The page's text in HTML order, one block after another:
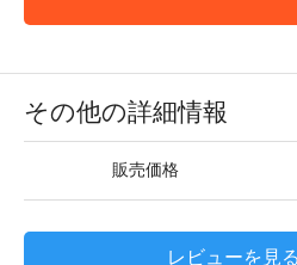
その他の詳細情報
販売価格
レビューを見